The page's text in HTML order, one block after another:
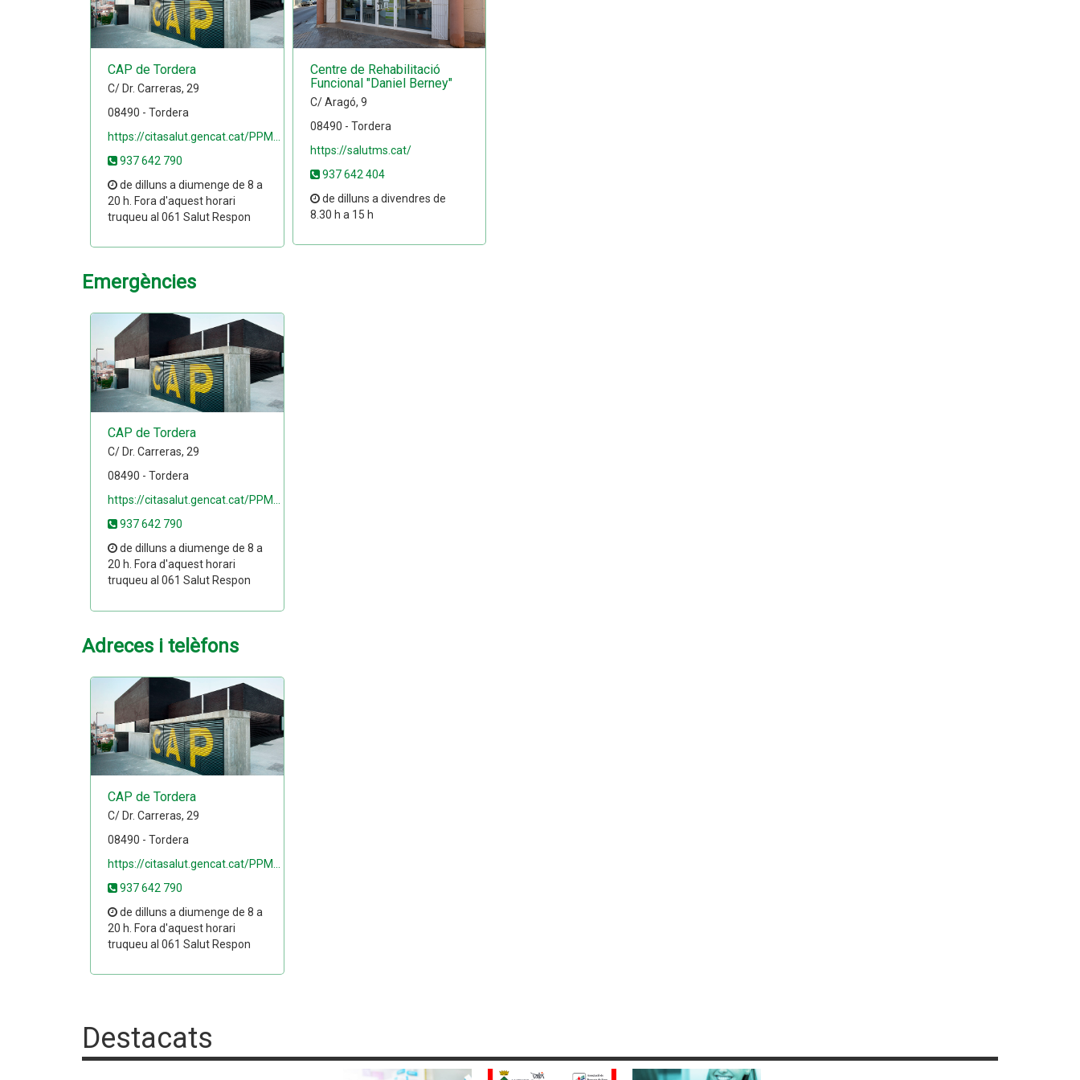
CAP de Tordera
C/ Dr. Carreras, 29
08490 - Tordera
https://citasalut.gencat.cat/PPM...
937 642 790
de dilluns a diumenge de 8 a
20 h. Fora d'aquest horari
truqueu al 061 Salut Respon
Centre de Rehabilitació
Funcional "Daniel Berney"
C/ Aragó, 9
08490 - Tordera
https://salutms.cat/
937 642 404
de dilluns a divendres de
8.30 h a 15 h
Emergències
CAP de Tordera
C/ Dr. Carreras, 29
08490 - Tordera
https://citasalut.gencat.cat/PPM...
937 642 790
de dilluns a diumenge de 8 a
20 h. Fora d'aquest horari
truqueu al 061 Salut Respon
Adreces i telèfons
CAP de Tordera
C/ Dr. Carreras, 29
08490 - Tordera
https://citasalut.gencat.cat/PPM...
937 642 790
de dilluns a diumenge de 8 a
20 h. Fora d'aquest horari
truqueu al 061 Salut Respon
Destacats